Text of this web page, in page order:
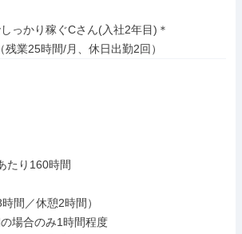
っかり稼ぐCさん(入社2年目)＊
業25時間/月、休日出勤2回）
たり160時間
間／休憩2時間）
場合のみ1時間程度